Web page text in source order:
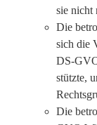
sie nicht
Die
sich die
DS-
stützte,
Die